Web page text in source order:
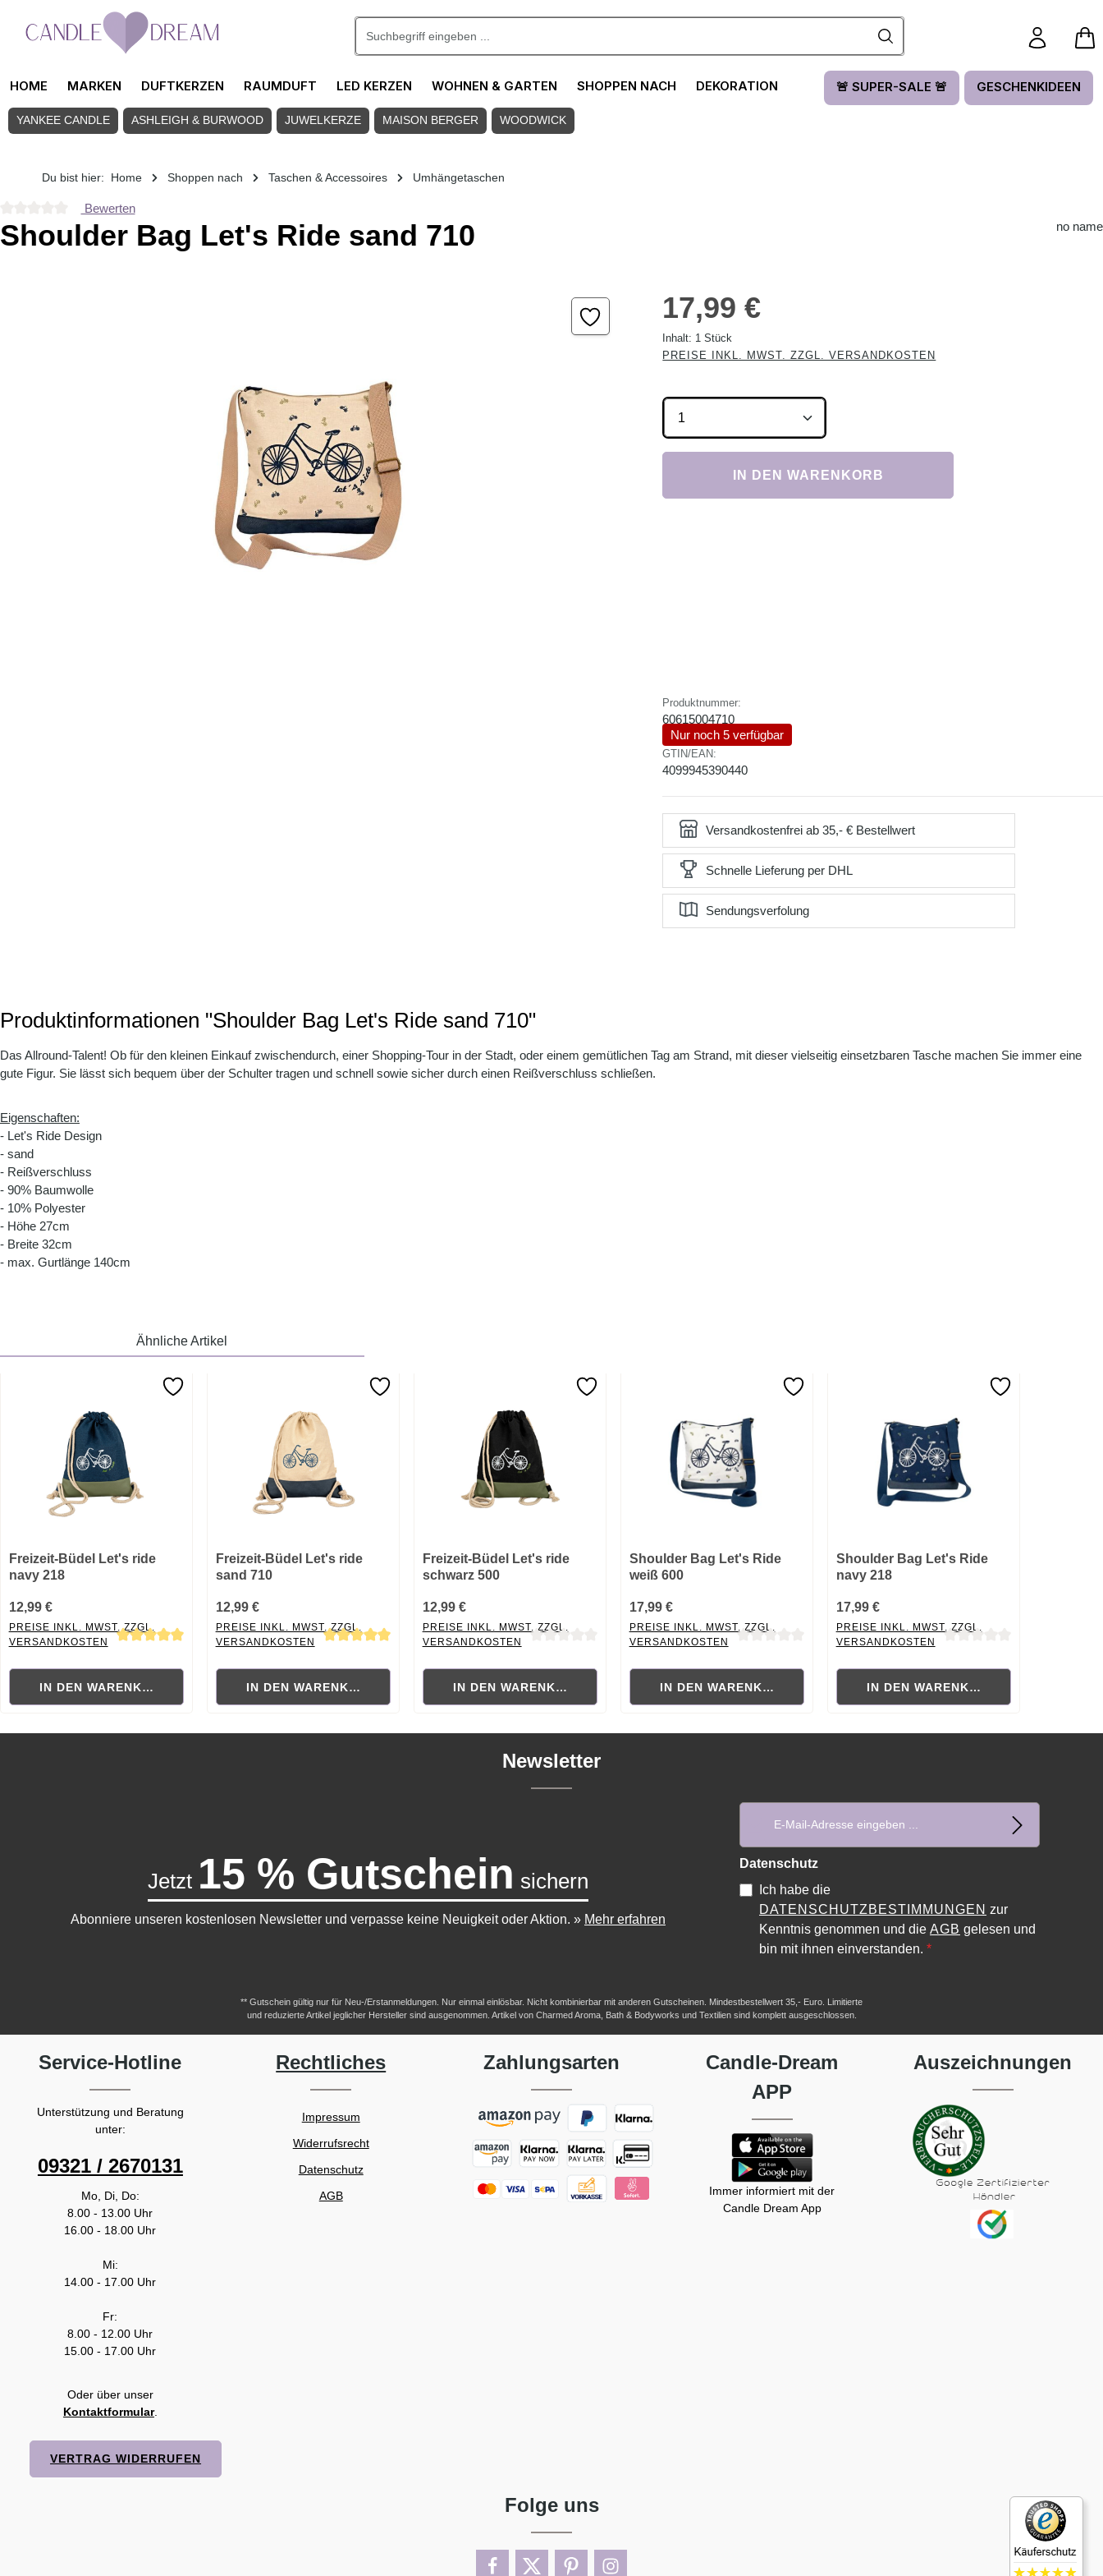
Zum Hauptinhalt springen
HOME MARKEN DUFTKERZEN RAUMDUFT LED KERZEN WOHNEN & GARTEN SHOPPEN NACH DEKORATION 🚨 SUPER-SALE 🚨 GESCHENKIDEEN
YANKEE CANDLE ASHLEIGH & BURWOOD JUWELKERZE MAISON BERGER WOODWICK
Du bist hier: Home Shoppen nach Taschen & Accessoires Umhängetaschen
Durchschnittliche Bewertung von 0 von 5 Sternen
Bewerten
Shoulder Bag Let's Ride sand 710 no name
17,99 €
Inhalt: 1 Stück
PREISE INKL. MWST. ZZGL. VERSANDKOSTEN
Produkt Anzahl: Gib den gewünschten Wert ein
IN DEN WARENKORB
Produktnummer:
60615004710
Nur noch 5 verfügbar
GTIN/EAN:
4099945390440
Versandkostenfrei ab 35,- € Bestellwert
Schnelle Lieferung per DHL
Sendungsverfolung
Produktinformationen "Shoulder Bag Let's Ride sand 710"
Das Allround-Talent! Ob für den kleinen Einkauf zwischendurch, einer Shopping-Tour in der Stadt, oder einem gemütlichen Tag am Strand, mit dieser vielseitig einsetzbaren Tasche machen Sie immer eine
gute Figur. Sie lässt sich bequem über der Schulter tragen und schnell sowie sicher durch einen Reißverschluss schließen.
Eigenschaften:
- Let's Ride Design
- sand
- Reißverschluss
- 90% Baumwolle
- 10% Polyester
- Höhe 27cm
- Breite 32cm
- max. Gurtlänge 140cm
Ähnliche Artikel
Freizeit-Büdel Let's ride
navy 218
12,99 €
PREISE INKL. MWST. ZZGL.
VERSANDKOSTEN
IN DEN WARENKORB
Freizeit-Büdel Let's ride
sand 710
12,99 €
PREISE INKL. MWST. ZZGL.
VERSANDKOSTEN
IN DEN WARENKORB
Freizeit-Büdel Let's ride
schwarz 500
12,99 €
PREISE INKL. MWST. ZZGL.
VERSANDKOSTEN
IN DEN WARENKORB
Shoulder Bag Let's Ride
weiß 600
17,99 €
PREISE INKL. MWST. ZZGL.
VERSANDKOSTEN
IN DEN WARENKORB
Shoulder Bag Let's Ride
navy 218
17,99 €
PREISE INKL. MWST. ZZGL.
VERSANDKOSTEN
IN DEN WARENKORB
Newsletter
Jetzt 15 % Gutschein sichern
Abonniere unseren kostenlosen Newsletter und verpasse keine Neuigkeit oder Aktion. » Mehr erfahren
Datenschutz
Ich habe die
DATENSCHUTZBESTIMMUNGEN zur
Kenntnis genommen und die AGB gelesen und
bin mit ihnen einverstanden. *
** Gutschein gültig nur für Neu-/Erstanmeldungen. Nur einmal einlösbar. Nicht kombinierbar mit anderen Gutscheinen. Mindestbestellwert 35,- Euro. Limitierte
und reduzierte Artikel jeglicher Hersteller sind ausgenommen. Artikel von Charmed Aroma, Bath & Bodyworks und Textilien sind komplett ausgeschlossen.
Service-Hotline
Unterstützung und Beratung
unter:
09321 / 2670131
Mo, Di, Do:
8.00 - 13.00 Uhr
16.00 - 18.00 Uhr
Mi:
14.00 - 17.00 Uhr
Fr:
8.00 - 12.00 Uhr
15.00 - 17.00 Uhr
Oder über unser
Kontaktformular.
VERTRAG WIDERRUFEN
Rechtliches
Impressum
Widerrufsrecht
Datenschutz
AGB
Zahlungsarten
Candle-Dream
APP
Immer informiert mit der
Candle Dream App
Auszeichnungen
Folge uns